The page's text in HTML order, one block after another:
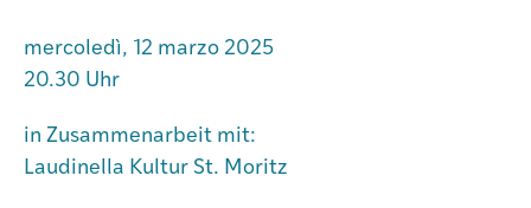
mercoledì, 12 marzo 2025
20.30 Uhr
in Zusammenarbeit mit:
Laudinella Kultur St. Moritz